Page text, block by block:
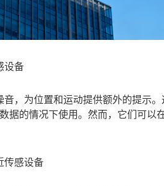
设备
，为位置和运动提供额外的提示
据的情况下使用。然而，它们可以
传感设备